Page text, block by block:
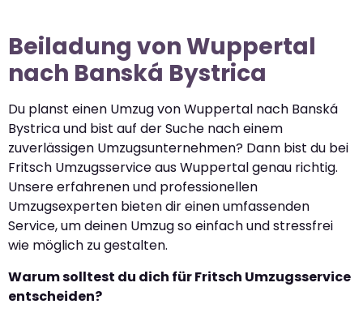
Beiladung von Wuppertal
nach Banská Bystrica
Du planst einen Umzug von Wuppertal nach Banská
Bystrica und bist auf der Suche nach einem
zuverlässigen Umzugsunternehmen? Dann bist du bei
Fritsch Umzugsservice aus Wuppertal genau richtig.
Unsere erfahrenen und professionellen
Umzugsexperten bieten dir einen umfassenden
Service, um deinen Umzug so einfach und stressfrei
wie möglich zu gestalten.
Warum solltest du dich für Fritsch Umzugsservice
entscheiden?